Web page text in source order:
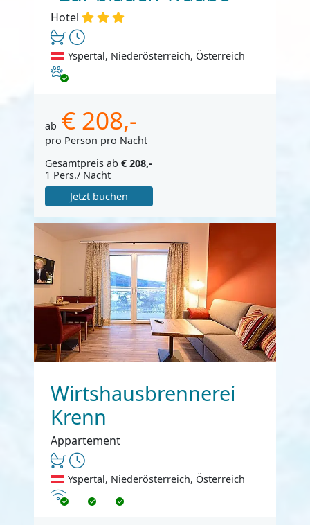
Hotel
Yspertal, Niederösterreich, Österreich
Haustiere erlaubt
ab € 208,-
pro Person pro Nacht
Gesamtpreis ab € 208,-
1 Pers./ Nacht
Jetzt buchen
Wirtshausbrennerei
Krenn
Appartement
Yspertal, Niederösterreich, Österreich
Internet